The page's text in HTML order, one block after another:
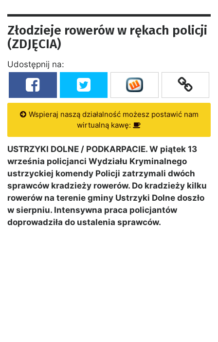
Złodzieje rowerów w rękach policji
(ZDJĘCIA)
Udostępnij na:
Wspieraj naszą działalność możesz postawić nam
wirtualną kawę:
USTRZYKI DOLNE / PODKARPACIE. W piątek 13
września policjanci Wydziału Kryminalnego
ustrzyckiej komendy Policji zatrzymali dwóch
sprawców kradzieży rowerów. Do kradzieży kilku
rowerów na terenie gminy Ustrzyki Dolne doszło
w sierpniu. Intensywna praca policjantów
doprowadziła do ustalenia sprawców.